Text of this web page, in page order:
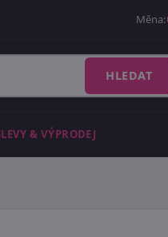
Měna:
HLEDAT
& VÝPRODEJ